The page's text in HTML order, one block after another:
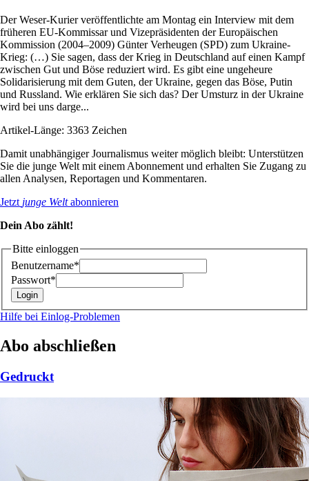
Der Weser-Kurier veröffentlichte am Montag ein Interview mit dem
früheren EU-Kommissar und Vizepräsidenten der Europäischen
Kommission (2004–2009) Günter Verheugen (SPD) zum Ukraine-
Krieg: (…) Sie sagen, dass der Krieg in Deutschland auf einen Kampf
zwischen Gut und Böse reduziert wird. Es gibt eine ungeheure
Solidarisierung mit dem Guten, der Ukraine, gegen das Böse, Putin
und Russland. Wie erklären Sie sich das? Der Umsturz in der Ukraine
wird bei uns darge...
Artikel-Länge: 3363 Zeichen
Damit unabhängiger Journalismus weiter möglich bleibt: Unterstützen
Sie die junge Welt mit einem Abonnement und erhalten Sie Zugang zu
allen Analysen, Reportagen und Kommentaren.
Jetzt junge Weltabonnieren
Dein Abo zählt!
Bitte einloggen
Benutzername*
Passwort*
Hilfe bei Einlog-Problemen
Abo abschließen
Gedruckt